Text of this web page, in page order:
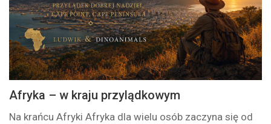
Afryka – w kraju przylądkowym
Na krańcu Afryki Afryka dla wielu osób zaczyna się od